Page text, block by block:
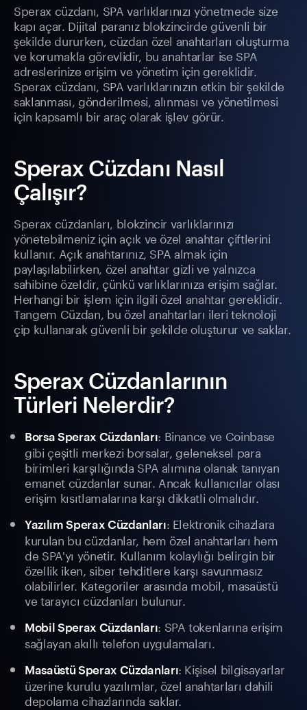
Sperax cüzdanı, SPA varlıklarınızı yönetmede size
kapı açar. Dijital paranız blokzincirde güvenli bir
şekilde dururken, cüzdan özel anahtarları oluşturma
ve korumakla görevlidir, bu anahtarlar ise SPA
adreslerinize erişim ve yönetim için gereklidir.
Sperax cüzdanı, SPA varlıklarınızın etkin bir şekilde
saklanması, gönderilmesi, alınması ve yönetilmesi
için kapsamlı bir araç olarak işlev görür.
Sperax Cüzdanı Nasıl
Çalışır?
Sperax cüzdanları, blokzincir varlıklarınızı
yönetebilmeniz için açık ve özel anahtar çiftlerini
kullanır. Açık anahtarınız, SPA almak için
paylaşılabilirken, özel anahtar gizli ve yalnızca
sahibine özeldir, çünkü varlıklarınıza erişim sağlar.
Herhangi bir işlem için ilgili özel anahtar gereklidir.
Tangem Cüzdan, bu özel anahtarları ileri teknoloji
çip kullanarak güvenli bir şekilde oluşturur ve saklar.
Sperax Cüzdanlarının
Türleri Nelerdir?
Borsa Sperax Cüzdanları: Binance ve Coinbase
gibi çeşitli merkezi borsalar, geleneksel para
birimleri karşılığında SPA alımına olanak tanıyan
emanet cüzdanlar sunar. Ancak kullanıcılar olası
erişim kısıtlamalarına karşı dikkatli olmalıdır.
Yazılım Sperax Cüzdanları: Elektronik cihazlara
kurulan bu cüzdanlar, hem özel anahtarları hem
de SPA'yı yönetir. Kullanım kolaylığı belirgin bir
özellik iken, siber tehditlere karşı savunmasız
olabilirler. Kategoriler arasında mobil, masaüstü
ve tarayıcı cüzdanları bulunur.
Mobil Sperax Cüzdanları: SPA tokenlarına erişim
sağlayan akıllı telefon uygulamaları.
Masaüstü Sperax Cüzdanları: Kişisel bilgisayarlar
üzerine kurulu yazılımlar, özel anahtarları dahili
depolama cihazlarında saklar.